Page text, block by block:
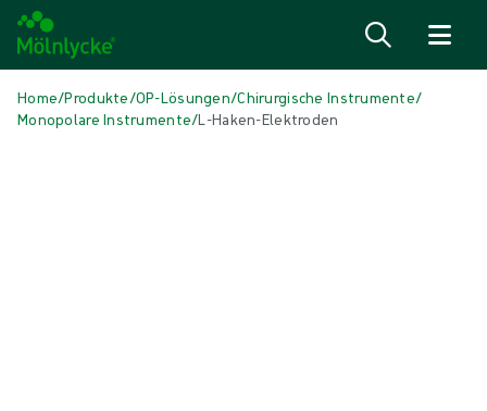
Home/Produkte/OP-Lösungen/Chirurgische Instrumente/
Monopolare Instrumente/L-Haken-Elektroden